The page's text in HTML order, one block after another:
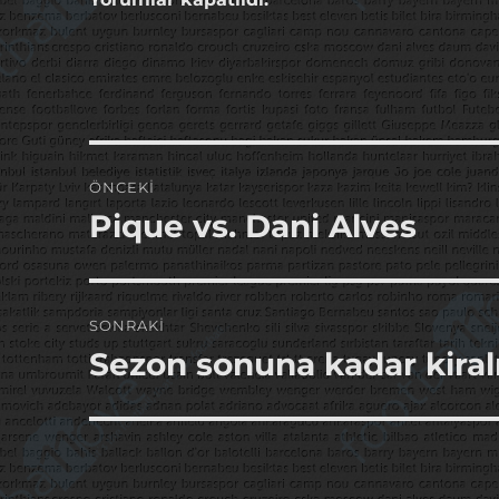
Yazı
gezinmesi
ÖNCEKI
Önceki
yazı:
Pique vs. Dani Alves
SONRAKI
Sonraki
yazı:
Sezon sonuna kadar